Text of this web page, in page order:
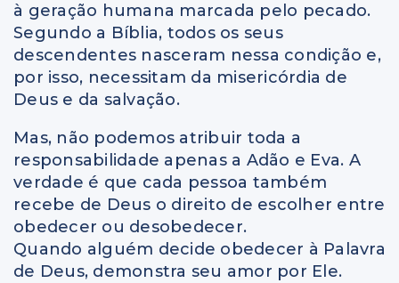
à geração humana marcada pelo pecado.
Segundo a Bíblia, todos os seus
descendentes nasceram nessa condição e,
por isso, necessitam da misericórdia de
Deus e da salvação.
Mas, não podemos atribuir toda a
responsabilidade apenas a Adão e Eva. A
verdade é que cada pessoa também
recebe de Deus o direito de escolher entre
obedecer ou desobedecer.
Quando alguém decide obedecer à Palavra
de Deus, demonstra seu amor por Ele.